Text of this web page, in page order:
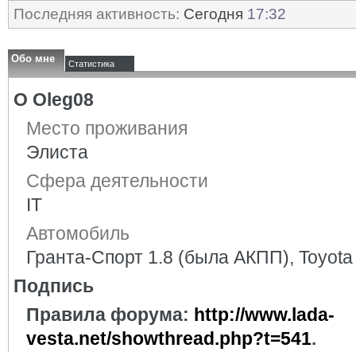
Последняя активность: Сегодня 17:32
Обо мне Статистика
О Oleg08
Место проживания
Элиста
Сфера деятельности
IT
Автомобиль
Гранта-Спорт 1.8 (была АКПП),
Подпись
Правила форума: http://www.lada-
vesta.net/showthread.php?t=541.